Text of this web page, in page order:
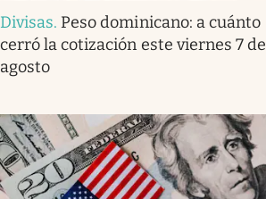
Divisas. Peso dominicano: a cuánto
cerró la cotización este viernes 7 de
agosto